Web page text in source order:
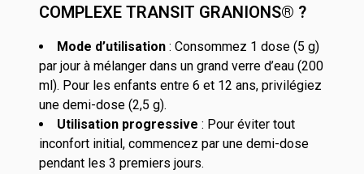
COMPLEXE TRANSIT GRANIONS® ?
Mode d’utilisation : Consommez 1 dose (5 g)
par jour à mélanger dans un grand verre d’eau (200
ml). Pour les enfants entre 6 et 12 ans, privilégiez
une demi-dose (2,5 g).
Utilisation progressive : Pour éviter tout
inconfort initial, commencez par une demi-dose
pendant les 3 premiers jours.